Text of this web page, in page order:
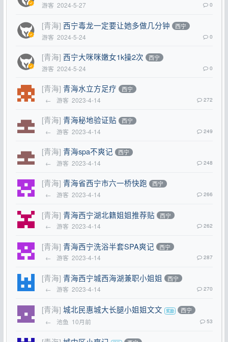
游客 2024-5-27 0
[青海] 西宁毒龙一定要让她多做几分钟 西宁
游客 2024-5-24 0
[青海] 西宁大咪咪嫩女1k操2次 西宁
游客 2024-5-24 0
[青海] 青海水立方足疗 西宁
← 游客 2023-4-14 272
[青海] 青海秘地验证贴 西宁
← 游客 2023-4-14 249
[青海] 青海spa不爽记 西宁
← 游客 2023-4-14 248
[青海] 青海省西宁市六一桥快跑 西宁
← 游客 2023-4-14 266
[青海] 青海西宁湖北籍姐姐推荐贴 西宁
← 游客 2023-4-14 262
[青海] 青海西宁洗浴半套SPA爽记 西宁
← 游客 2023-4-14 287
[青海] 青海西宁城西海湖兼职小姐姐 西宁
← 游客 2023-4-14 270
[青海] 城北民惠城大长腿小姐姐文文 西宁
← 池鱼 10月前 53